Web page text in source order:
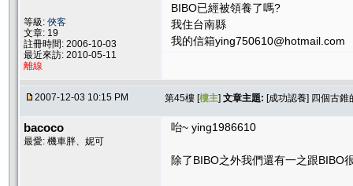
等級: 俠客
文章: 19
註冊時間: 2006-10-03
最近來訪: 2010-05-11
離線
BIBO已經被領養了嗎?
我住台南縣
我的信箱ying750610@hotmail.com
2007-12-03 10:15 PM 第45樓 [樓主] 文章主題: [成功認養] 四個古
bacoco
最愛: 機車胖、妮可
咍~ ying1986610
除了BIBO之外我們還有一之跟BIBO